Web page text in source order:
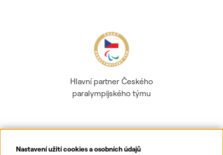
Nastavení užití cookies a osobních údajů
Hlavní partner Českého
paralympijského týmu